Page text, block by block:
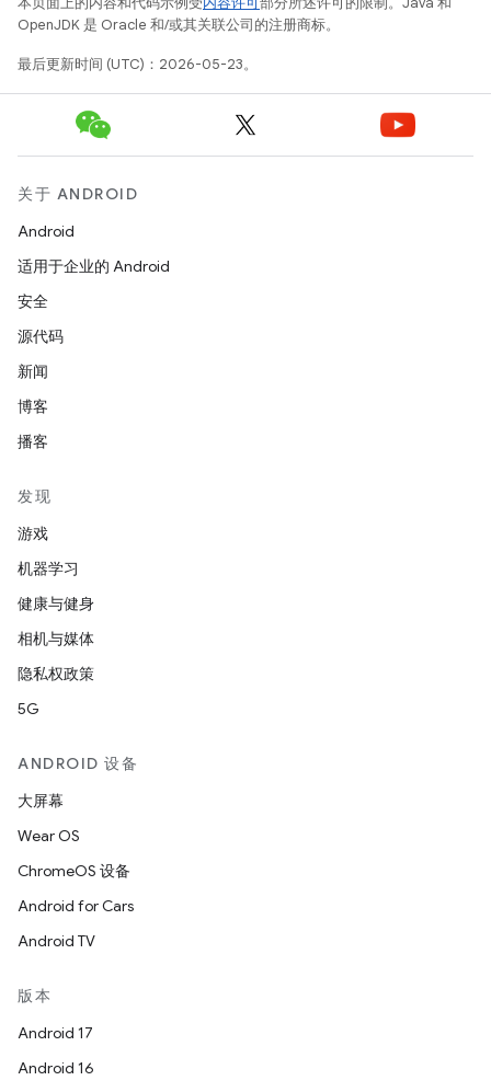
OpenJDK 是 Oracle 和/或其关联公司的注册商标。
最后更新时间 (UTC)：2026-05-23。
关于 ANDROID
Android
适用于企业的 Android
安全
源代码
新闻
博客
播客
发现
游戏
机器学习
健康与健身
相机与媒体
隐私权政策
5G
ANDROID 设备
大屏幕
Wear OS
ChromeOS 设备
Android for Cars
Android TV
版本
Android 17
Android 16